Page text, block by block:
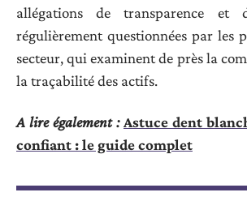
allégations de transparence et
régulièrement questionnées par les
secteur, qui examinent de près la
la traçabilité des actifs.
A lire également : Astuce dent
confiant : le guide complet